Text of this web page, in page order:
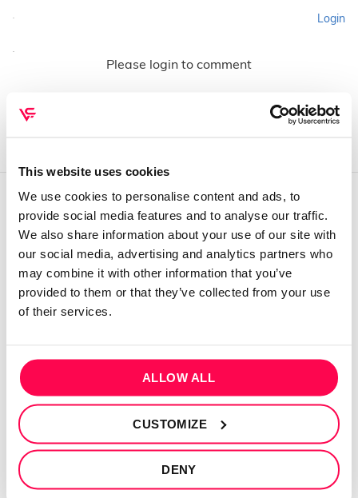
This website uses cookies
We use cookies to personalise content and ads, to
provide social media features and to analyse our traffic.
We also share information about your use of our site with
our social media, advertising and analytics partners who
may combine it with other information that you’ve
provided to them or that they’ve collected from your use
of their services.
ALLOW ALL
CUSTOMIZE
DENY
Login
Please login to comment
QUEM SOMOS
Sobre mim
Contactos
Conta cliente
Política de privacidade
Termos e condições
Resolução de conflitos